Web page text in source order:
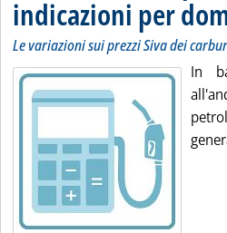
indicazioni per
Le variazioni sui prezzi Siva dei
In